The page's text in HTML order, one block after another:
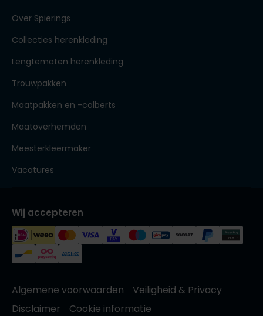
Over Spierings
Collecties herenkleding
Lengtematen herenkleding
Trouwpakken
Maatpakken en -colberts
Maatoverhemden
Meesterkleermaker
Vacatures
Wij accepteren
Algemene voorwaarden
Veiligheid & Privacy
Disclaimer
Cookie informatie